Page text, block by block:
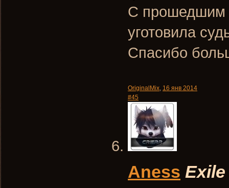
С прошедшим
уготовила
Спасибо
OriginalMix, 16 янв 2014
#45
Aness Exile